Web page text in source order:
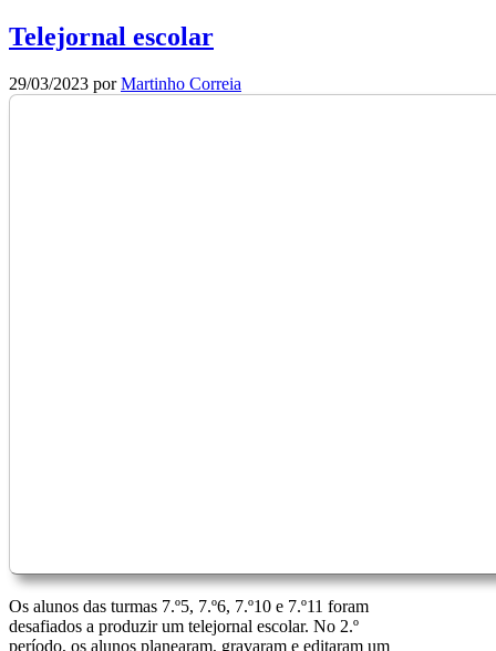
Telejornal escolar
29/03/2023 porMartinho Correia
Os alunos das turmas 7.º5, 7.º6, 7.º10 e 7.º11 foram
desafiados a produzir um telejornal escolar. No 2.º
período, os alunos planearam, gravaram e editaram um